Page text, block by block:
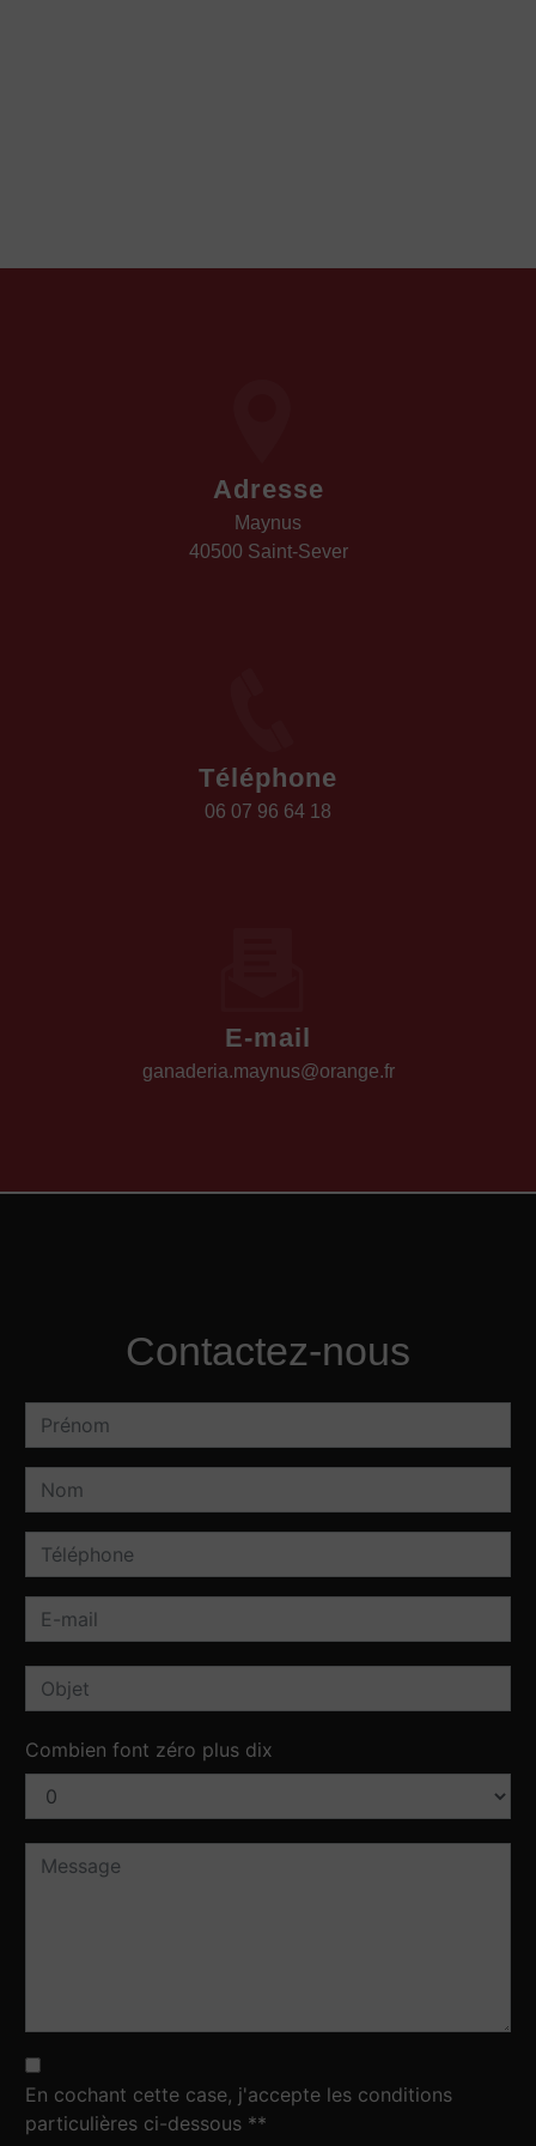
Adresse
Maynus
40500 Saint-Sever
Téléphone
06 07 96 64 18
E-mail
ganaderia.maynus@orange.fr
Contactez-nous
Combien font zéro plus dix
En cochant cette case, j'accepte les conditions
particulières ci-dessous **